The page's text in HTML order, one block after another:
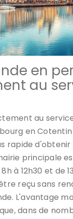
en
au
au
en
rapide
principale
à 12h30 et de
reçu sans
L'avantage
dans de